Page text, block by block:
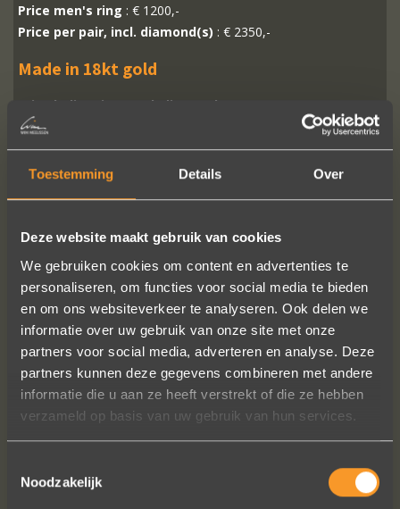
Toestemming Details Over
Deze website maakt gebruik van cookies
We gebruiken cookies om content en advertenties te
personaliseren, om functies voor social media te bieden
en om ons websiteverkeer te analyseren. Ook delen we
informatie over uw gebruik van onze site met onze
partners voor social media, adverteren en analyse. Deze
partners kunnen deze gegevens combineren met andere
informatie die u aan ze heeft verstrekt of die ze hebben
verzameld op basis van uw gebruik van hun services.
Noodzakelijk
Price men's ring : € 1200,-
Price per pair, incl. diamond(s) : € 2350,-
Made in 18kt gold
Price ladies ring, excl. diamond(s)
Price ladies'ring, incl. diamond(s)
Price men's ring: € 1400,-
Price per pair, incl. diamond(s): € 2725,-
READ MORE ORDER?
FOLLOW US ON SOCIAL MEDIA